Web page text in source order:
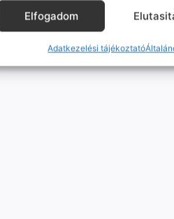
Elfogadom
Adatkezelési tájékoztató
© Minden jog